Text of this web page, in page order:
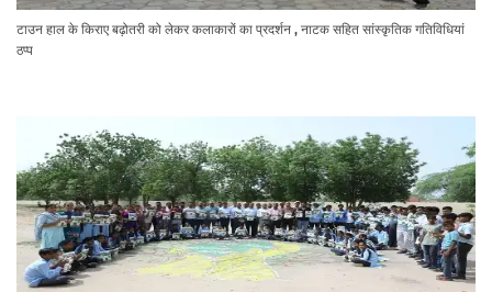
टाउन हाल के किराए बढ़ोतरी को लेकर कलाकारों का प्रदर्शन , नाटक सहित सांस्कृतिक गतिविधियां
ठप्प